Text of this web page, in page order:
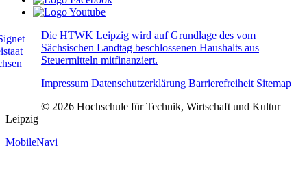
Die HTWK Leipzig wird auf Grundlage des vom
Sächsischen Landtag beschlossenen Haushalts aus
Steuermitteln mitfinanziert.
Impressum Datenschutzerklärung Barrierefreiheit Sitemap
© 2026 Hochschule für Technik, Wirtschaft und Kultur
Leipzig
MobileNavi